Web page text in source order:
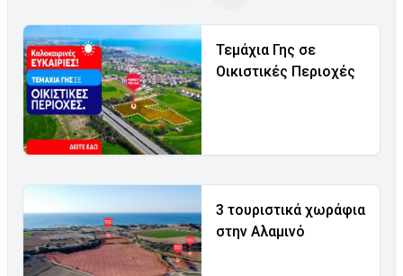
Τεμάχια Γης σε
Οικιστικές Περιοχές
3 τουριστικά χωράφια
στην Αλαμινό